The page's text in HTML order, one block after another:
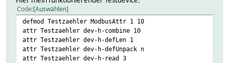
Code Auswählen
defmod Testzaehler ModbusAttr 1 10
attr Testzaehler dev-h-combine 10
attr Testzaehler dev-h-defLen 1
attr Testzaehler dev-h-defUnpack n
attr Testzaehler dev-h-read 3